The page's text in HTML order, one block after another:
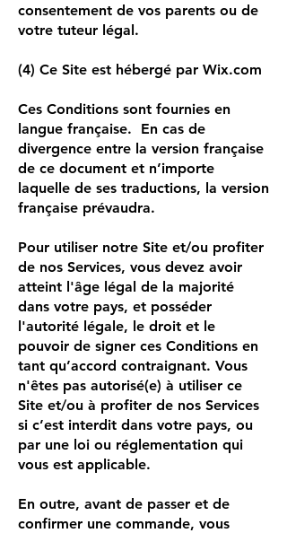
consentement de vos parents ou de
votre tuteur légal.
(4) Ce Site est hébergé par Wix.com
Ces Conditions sont fournies en
langue française. En cas de
divergence entre la version française
de ce document et n’importe
laquelle de ses traductions, la version
française prévaudra.
Pour utiliser notre Site et/ou profiter
de nos Services, vous devez avoir
atteint l'âge légal de la majorité
dans votre pays, et posséder
l'autorité légale, le droit et le
pouvoir de signer ces Conditions en
tant qu’accord contraignant. Vous
n'êtes pas autorisé(e) à utiliser ce
Site et/ou à profiter de nos Services
si c’est interdit dans votre pays, ou
par une loi ou réglementation qui
vous est applicable.
En outre, avant de passer et de
confirmer une commande, vous